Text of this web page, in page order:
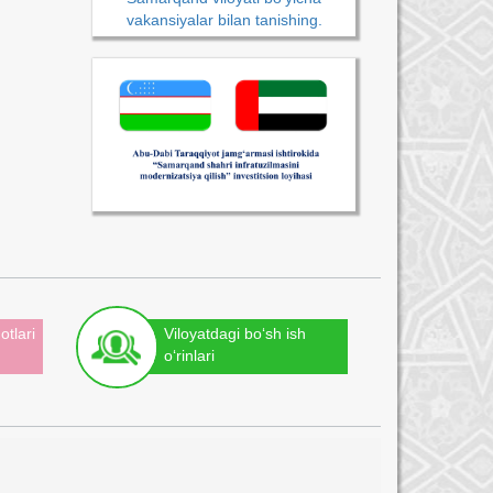
vakansiyalar bilan tanishing.
Viloyatdagi bo‘sh ish
o‘rinlari